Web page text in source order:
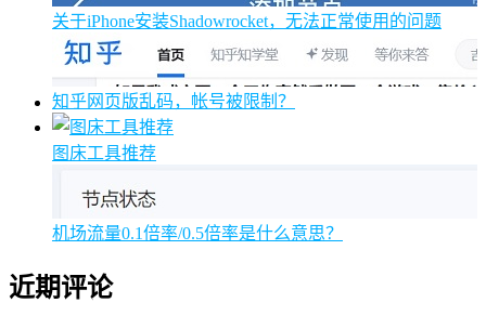
关于iPhone安装Shadowrocket，无法正常使用的问题
知乎网页版乱码，帐号被限制？
图床工具推荐
机场流量0.1倍率/0.5倍率是什么意思？
近期评论